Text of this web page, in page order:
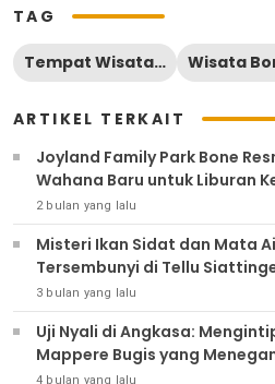
TAG
Tempat Wisata Bone Wisata
ARTIKEL TERKAIT
Joyland Family Park Bone
Wahana Baru untuk Liburan
2 bulan yang lalu
Misteri Ikan Sidat dan Mata
Tersembunyi di Tellu
3 bulan yang lalu
Uji Nyali di Angkasa:
Mappere Bugis yang
4 bulan yang lalu